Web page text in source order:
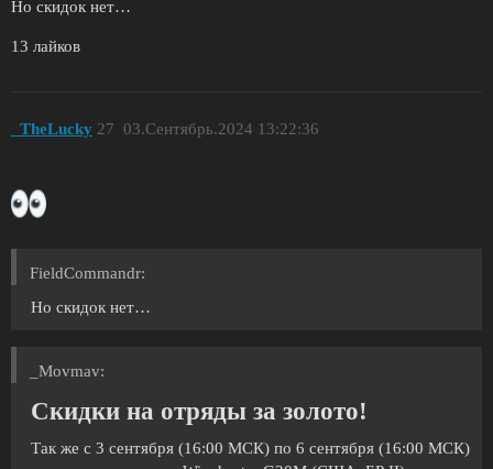
Но скидок нет…
13 лайков
_TheLucky 03.Сентябрь.2024 13:22:36
27
FieldCommandr:
Но скидок нет…
_Movmav:
Скидки на отряды за золото!
Так же с 3 сентября (16:00 МСК) по 6 сентября (16:00 МСК)